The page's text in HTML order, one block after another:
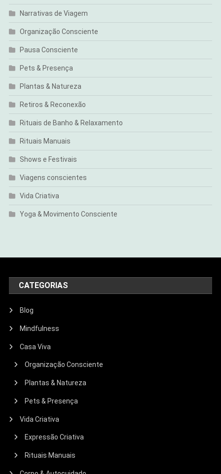
Narrativas de Viagem
Organização Consciente
Pausa Consciente
Pets & Presença
Plantas & Natureza
Retiros & Reconexão
Rituais de Banho & Relaxamento
Rituais Manuais
Shows e Festivais
Viagens conscientes
Vida Criativa
Yoga & Movimento Consciente
CATEGORIAS
Blog
Mindfulness
Casa Viva
Organização Consciente
Plantas & Natureza
Pets & Presença
Vida Criativa
Expressão Criativa
Rituais Manuais